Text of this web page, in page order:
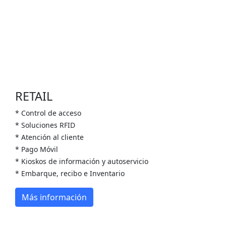
RETAIL
* Control de acceso
* Soluciones RFID
* Atención al cliente
* Pago Móvil
* Kioskos de información y autoservicio
* Embarque, recibo e Inventario
Más información